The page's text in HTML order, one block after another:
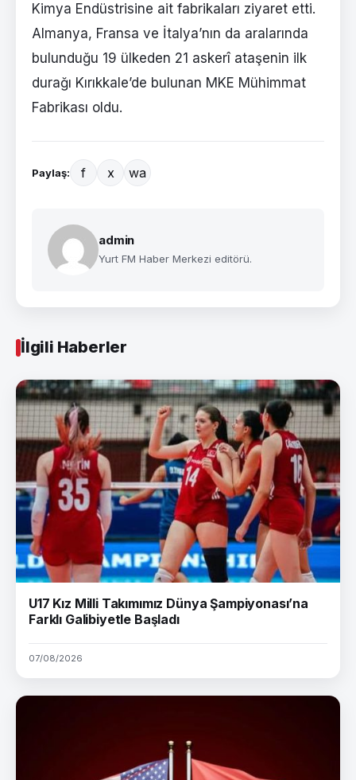
Kimya Endüstrisine ait fabrikaları ziyaret etti.
Almanya, Fransa ve İtalya’nın da aralarında
bulunduğu 19 ülkeden 21 askerî ataşenin ilk
durağı Kırıkkale’de bulunan MKE Mühimmat
Fabrikası oldu.
Paylaş: f x wa
admin
Yurt FM Haber Merkezi editörü.
İlgili Haberler
U17 Kız Milli Takımımız Dünya Şampiyonası’na
Farklı Galibiyetle Başladı
07/08/2026